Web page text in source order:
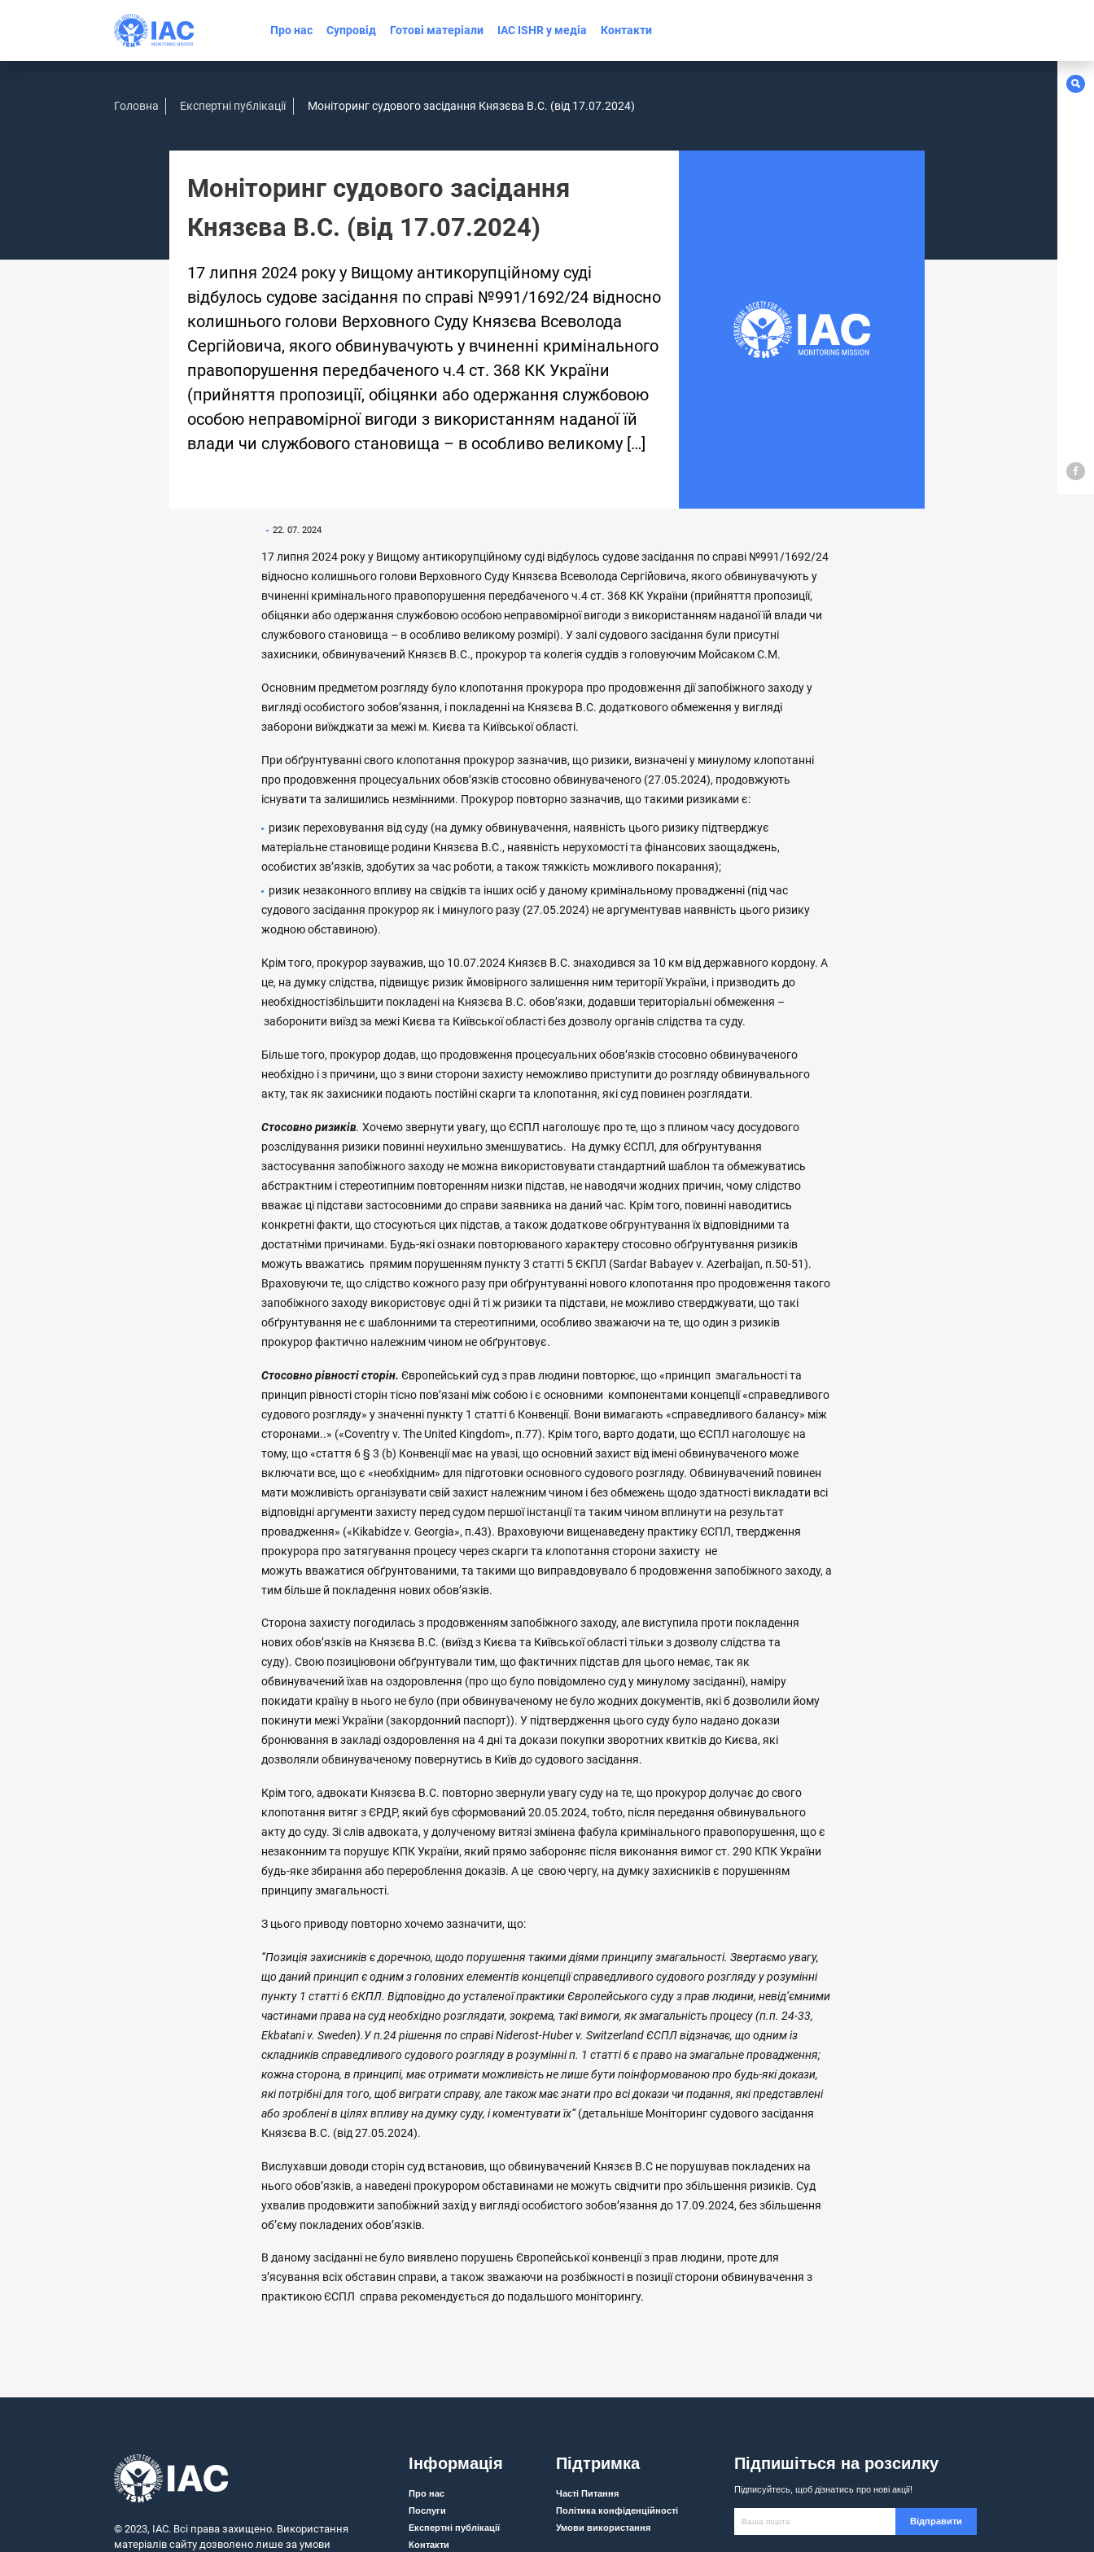
Про нас Супровід Готові матеріали IAC ISHR у медіа Контакти
Головна Експертні публікації Моніторинг судового засідання Князєва В.С. (від 17.07.2024)
Моніторинг судового засідання
Князєва В.С. (від 17.07.2024)
17 липня 2024 року у Вищому антикорупційному суді
відбулось судове засідання по справі №991/1692/24 відносно
колишнього голови Верховного Суду Князєва Всеволода
Сергійовича, якого обвинувачують у вчиненні кримінального
правопорушення передбаченого ч.4 ст. 368 КК України
(прийняття пропозиції, обіцянки або одержання службовою
особою неправомірної вигоди з використанням наданої їй
влади чи службового становища – в особливо великому […]
22. 07. 2024
17 липня 2024 року у Вищому антикорупційному суді відбулось судове засідання по справі №991/1692/24
відносно колишнього голови Верховного Суду Князєва Всеволода Сергійовича, якого обвинувачують у
вчиненні кримінального правопорушення передбаченого ч.4 ст. 368 КК України (прийняття пропозиції,
обіцянки або одержання службовою особою неправомірної вигоди з використанням наданої їй влади чи
службового становища – в особливо великому розмірі). У залі судового засідання були присутні
захисники, обвинувачений Князєв В.С., прокурор та колегія суддів з головуючим Мойсаком С.М.
Основним предметом розгляду було клопотання прокурора про продовження дії запобіжного заходу у
вигляді особистого зобов’язання, і покладенні на Князєва В.С. додаткового обмеження у вигляді
заборони виїжджати за межі м. Києва та Київської області.
При обґрунтуванні свого клопотання прокурор зазначив, що ризики, визначені у минулому клопотанні
про продовження процесуальних обов’язків стосовно обвинуваченого (27.05.2024), продовжують
існувати та залишились незмінними. Прокурор повторно зазначив, що такими ризиками є:
ризик переховування від суду (на думку обвинувачення, наявність цього ризику підтверджує
матеріальне становище родини Князєва В.С., наявність нерухомості та фінансових заощаджень,
особистих звʼязків, здобутих за час роботи, а також тяжкість можливого покарання);
ризик незаконного впливу на свідків та інших осіб у даному кримінальному провадженні (під час
судового засідання прокурор як і минулого разу (27.05.2024) не аргументував наявність цього ризику
жодною обставиною).
Крім того, прокурор зауважив, що 10.07.2024 Князєв В.С. знаходився за 10 км від державного кордону. А
це, на думку слідства, підвищує ризик ймовірного залишення ним території України, і призводить до
необхідностізбільшити покладені на Князєва В.С. обов’язки, додавши територіальні обмеження –
заборонити виїзд за межі Києва та Київської області без дозволу органів слідства та суду.
Більше того, прокурор додав, що продовження процесуальних обов’язків стосовно обвинуваченого
необхідно і з причини, що з вини сторони захисту неможливо приступити до розгляду обвинувального
акту, так як захисники подають постійні скарги та клопотання, які суд повинен розглядати.
Стосовно ризиків. Хочемо звернути увагу, що ЄСПЛ наголошує про те, що з плином часу досудового
розслідування ризики повинні неухильно зменшуватись. На думку ЄСПЛ, для обґрунтування
застосування запобіжного заходу не можна використовувати стандартний шаблон та обмежуватись
абстрактним і стереотипним повторенням низки підстав, не наводячи жодних причин, чому слідство
вважає ці підстави застосовними до справи заявника на даний час. Крім того, повинні наводитись
конкретні факти, що стосуються цих підстав, а також додаткове обгрунтування їх відповідними та
достатніми причинами. Будь-які ознаки повторюваного характеру стосовно обґрунтування ризиків
можуть вважатись прямим порушенням пункту 3 статті 5 ЄКПЛ (Sardar Babayev v. Azerbaijan, п.50-51).
Враховуючи те, що слідство кожного разу при обґрунтуванні нового клопотання про продовження такого
запобіжного заходу використовує одні й ті ж ризики та підстави, не можливо стверджувати, що такі
обґрунтування не є шаблонними та стереотипними, особливо зважаючи на те, що один з ризиків
прокурор фактично належним чином не обґрунтовує.
Стосовно рівності сторін. Європейський суд з прав людини повторює, що «принцип змагальності та
принцип рівності сторін тісно пов’язані між собою і є основними компонентами концепції «справедливого
судового розгляду» у значенні пункту 1 статті 6 Конвенції. Вони вимагають «справедливого балансу» між
сторонами..» («Coventry v. The United Kingdom», п.77). Крім того, варто додати, що ЄСПЛ наголошує на
тому, що «стаття 6 § 3 (b) Конвенції має на увазі, що основний захист від імені обвинуваченого може
включати все, що є «необхідним» для підготовки основного судового розгляду. Обвинувачений повинен
мати можливість організувати свій захист належним чином і без обмежень щодо здатності викладати всі
відповідні аргументи захисту перед судом першої інстанції та таким чином вплинути на результат
провадження» («Kikabidze v. Georgia», п.43). Враховуючи вищенаведену практику ЄСПЛ, твердження
прокурора про затягування процесу через скарги та клопотання сторони захисту не
можуть вважатися обґрунтованими, та такими що виправдовувало б продовження запобіжного заходу, а
тим більше й покладення нових обов’язків.
Сторона захисту погодилась з продовженням запобіжного заходу, але виступила проти покладення
нових обов’язків на Князєва В.С. (виїзд з Києва та Київської області тільки з дозволу слідства та
суду). Свою позиціювони обґрунтували тим, що фактичних підстав для цього немає, так як
обвинувачений їхав на оздоровлення (про що було повідомлено суд у минулому засіданні), наміру
покидати країну в нього не було (при обвинуваченому не було жодних документів, які б дозволили йому
покинути межі України (закордонний паспорт)). У підтвердження цього суду було надано докази
бронювання в закладі оздоровлення на 4 дні та докази покупки зворотних квитків до Києва, які
дозволяли обвинуваченому повернутись в Київ до судового засідання.
Крім того, адвокати Князєва В.С. повторно звернули увагу суду на те, що прокурор долучає до свого
клопотання витяг з ЄРДР, який був сформований 20.05.2024, тобто, після передання обвинувального
акту до суду. Зі слів адвоката, у долученому витязі змінена фабула кримінального правопорушення, що є
незаконним та порушує КПК України, який прямо забороняє після виконання вимог ст. 290 КПК України
будь-яке збирання або перероблення доказів. А це свою чергу, на думку захисників є порушенням
принципу змагальності.
З цього приводу повторно хочемо зазначити, що:
“Позиція захисників є доречною, щодо порушення такими діями принципу змагальності. Звертаємо увагу,
що даний принцип є одним з головних елементів концепції справедливого судового розгляду у розумінні
пункту 1 статті 6 ЄКПЛ.Відповідно до усталеної практики Європейського суду з прав людини, невід’ємними
частинами права на суд необхідно розглядати, зокрема, такі вимоги, як змагальність процесу (п.п. 24-33,
Ekbatani v. Sweden).У п.24 рішення по справі Niderost-Huber v. Switzerland ЄСПЛ відзначає, що одним із
складників справедливого судового розгляду в розумінні п. 1 статті 6 є право на змагальне провадження;
кожна сторона, в принципі, має отримати можливість не лише бути поінформованою про будь-які докази,
які потрібні для того, щоб виграти справу, але також має знати про всі докази чи подання, які представлені
або зроблені в цілях впливу на думку суду, і коментувати їх“(детальніше Моніторинг судового засідання
Князєва В.С. (від 27.05.2024).
Вислухавши доводи сторін суд встановив, що обвинувачений Князєв В.С не порушував покладених на
нього обов’язків, а наведені прокурором обставинами не можуть свідчити про збільшення ризиків. Суд
ухвалив продовжити запобіжний захід у вигляді особистого зобов’язання до 17.09.2024, без збільшення
об’єму покладених обов’язків.
В даному засіданні не було виявлено порушень Європейської конвенції з прав людини, проте для
з’ясування всіх обставин справи, а також зважаючи на розбіжності в позиції сторони обвинувачення з
практикою ЄСПЛ справа рекомендується до подальшого моніторингу.
© 2023, IAC. Всі права захищено. Використання
матеріалів сайту дозволено лише за умови
Інформація
Про нас
Послуги
Експертні публікації
Контакти
Підтримка
Часті Питання
Політика конфіденційності
Умови використання
Підпишіться на розсилку
Підписуйтесь, щоб дізнатись про нові акції!